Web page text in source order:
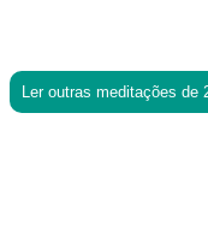
Ler outras meditações de